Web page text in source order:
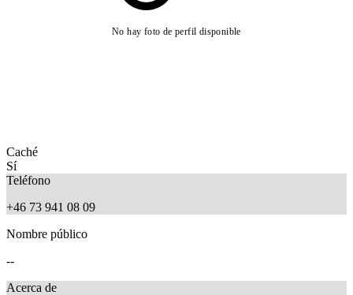
No hay foto de perfil disponible
Caché
Sí
Teléfono
+46 73 941 08 09
Nombre público
--
Acerca de